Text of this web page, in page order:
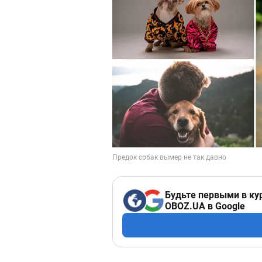
Будьте первыми в
OBOZ.UA в Google